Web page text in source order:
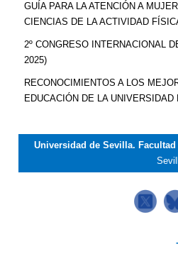
GUÍA PARA LA ATENCIÓN A
CIENCIAS DE LA ACTIVIDAD
2º CONGRESO INTERNACIONAL
2025)
RECONOCIMIENTOS A LOS
EDUCACIÓN DE LA UNIVERSIDAD
Universidad de Sevilla.
-